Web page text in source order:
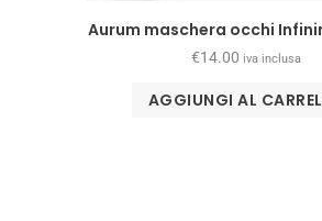
Aurum maschera occhi
€14.00 iva inclusa
AGGIUNGI AL